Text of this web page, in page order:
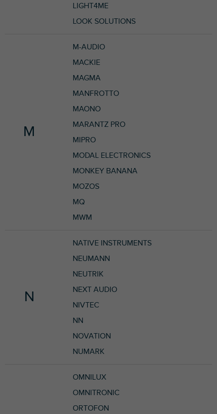
LIGHT4ME
LOOK SOLUTIONS
M
M-AUDIO
MACKIE
MAGMA
MANFROTTO
MAONO
MARANTZ PRO
MIPRO
MODAL ELECTRONICS
MONKEY BANANA
MOZOS
MQ
MWM
N
NATIVE INSTRUMENTS
NEUMANN
NEUTRIK
NEXT AUDIO
NIVTEC
NN
NOVATION
NUMARK
OMNILUX
OMNITRONIC
ORTOFON